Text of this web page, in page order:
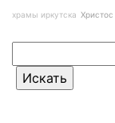
храмы иркутска Христос